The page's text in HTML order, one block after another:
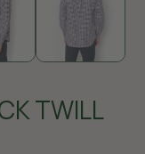
TWILL